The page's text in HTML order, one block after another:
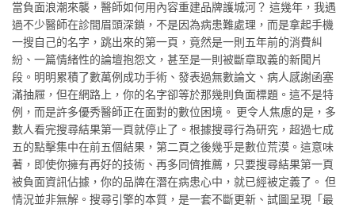
當負面浪潮來襲，醫師如何用內容重建品牌護城河？ 這幾年，我遇
過不少醫師在診間眉頭深鎖，不是因為病患難處理，而是拿起手機
一搜自己的名字，跳出來的第一頁，竟然是一則五年前的消費糾
紛、一篇情緒性的論壇抱怨文，甚至是一則被斷章取義的新聞片
段。明明累積了數萬例成功手術、發表過無數論文、病人感謝函塞
滿抽屜，但在網路上，你的名字卻等於那幾則負面標題。這不是特
例，而是許多優秀醫師正在面對的數位困境。 更令人焦慮的是，多
數人看完搜尋結果第一頁就停止了。根據搜尋行為研究，超過七成
五的點擊集中在前五個結果，第二頁之後幾乎是數位荒漠。這意味
著，即使你擁有再好的技術、再多同儕推薦，只要搜尋結果第一頁
被負面資訊佔據，你的品牌在潛在病患心中，就已經被定義了。 但
情況並非無解。搜尋引擎的本質，是一套不斷更新、試圖呈現「最